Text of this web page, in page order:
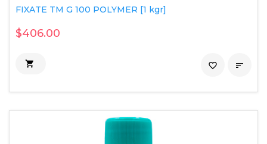
FIXATE TM G 100 POLYMER [1 kgr]
$406.00
 
favorite_border